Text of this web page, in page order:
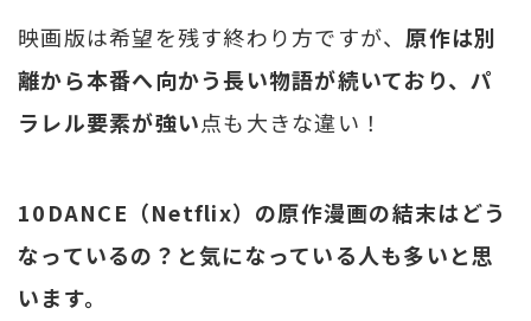
映画版は希望を残す終わり方ですが、 原作は別
離から本番へ向かう長い物語が続いており、パ
ラレル要素が強い点も大きな違い！
10DANCE（Netflix）の原作漫画の結末はどう
なっているの？と気になっている人も多いと思
います。